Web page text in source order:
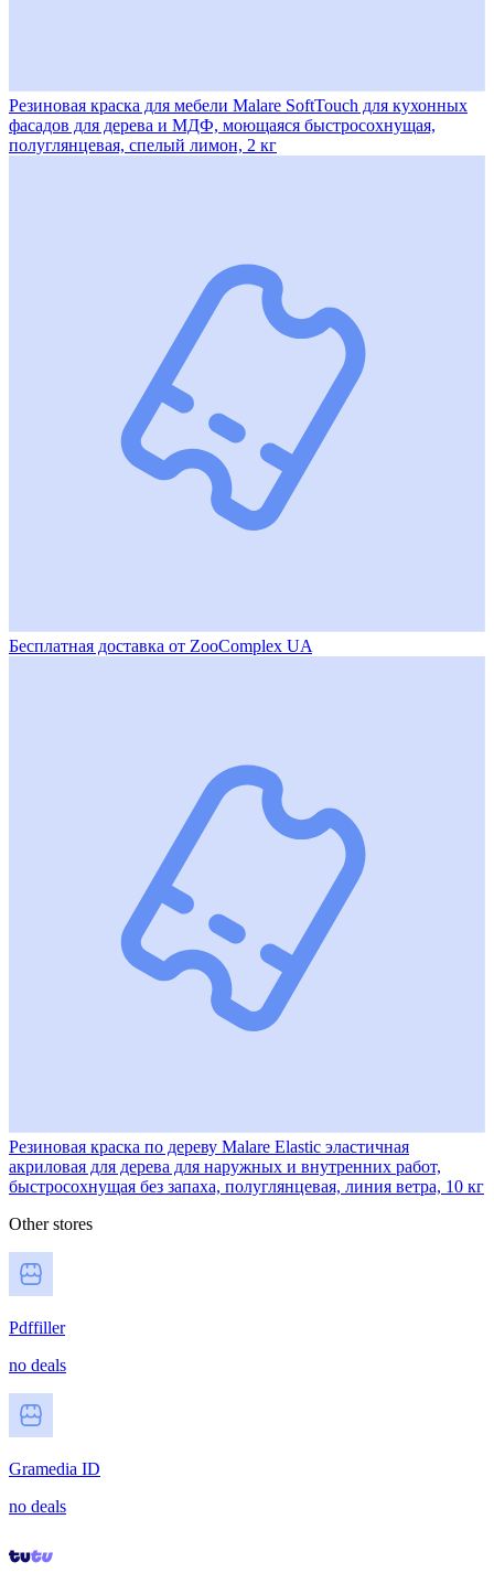
Резиновая краска для мебели Malare SoftTouch для кухонных
фасадов для дерева и МДФ, моющаяся быстросохнущая,
полуглянцевая, cпелый лимон, 2 кг
Бесплатная доставка от ZooComplex UA
Резиновая краска по дереву Malare Elastic эластичная
акриловая для дерева для наружных и внутренних работ,
быстросохнущая без запаха, полуглянцевая, линия ветра, 10 кг
Other stores
Pdffiller
no deals
Gramedia ID
no deals